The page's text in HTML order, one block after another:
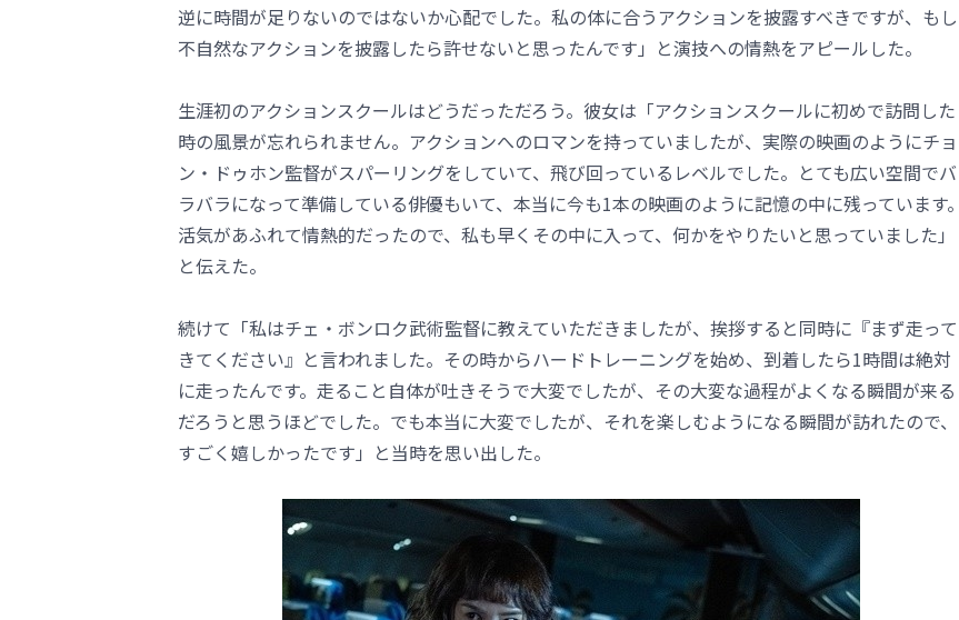
逆に時間が足りないのではないか心配でした。私の体に合うアクションを披露すべきですが、もし
不自然なアクションを披露したら許せないと思ったんです」と演技への情熱をアピールした。
生涯初のアクションスクールはどうだっただろう。彼女は「アクションスクールに初めで訪問した
時の風景が忘れられません。アクションへのロマンを持っていましたが、実際の映画のようにチョ
ン・ドゥホン監督がスパーリングをしていて、飛び回っているレベルでした。とても広い空間でバ
ラバラになって準備している俳優もいて、本当に今も1本の映画のように記憶の中に残っています。
活気があふれて情熱的だったので、私も早くその中に入って、何かをやりたいと思っていました」
と伝えた。
続けて「私はチェ・ボンロク武術監督に教えていただきましたが、挨拶すると同時に『まず走って
きてください』と言われました。その時からハードトレーニングを始め、到着したら1時間は絶対
に走ったんです。走ること自体が吐きそうで大変でしたが、その大変な過程がよくなる瞬間が来る
だろうと思うほどでした。でも本当に大変でしたが、それを楽しむようになる瞬間が訪れたので、
すごく嬉しかったです」と当時を思い出した。